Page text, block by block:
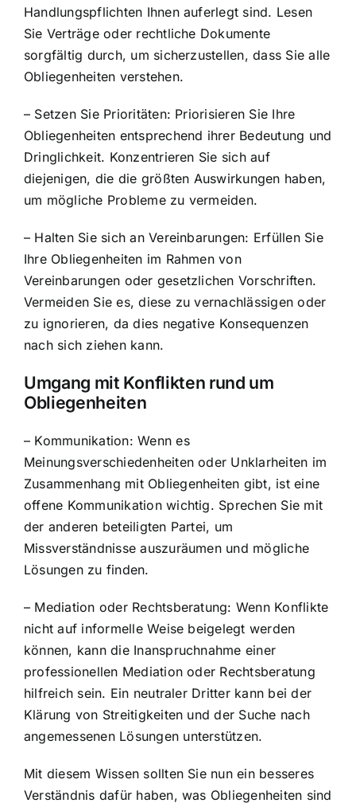
Handlungspflichten Ihnen auferlegt sind. Lesen
Sie Verträge oder rechtliche Dokumente
sorgfältig durch, um sicherzustellen, dass Sie alle
Obliegenheiten verstehen.
– Setzen Sie Prioritäten: Priorisieren Sie Ihre
Obliegenheiten entsprechend ihrer Bedeutung und
Dringlichkeit. Konzentrieren Sie sich auf
diejenigen, die die größten Auswirkungen haben,
um mögliche Probleme zu vermeiden.
– Halten Sie sich an Vereinbarungen: Erfüllen Sie
Ihre Obliegenheiten im Rahmen von
Vereinbarungen oder gesetzlichen Vorschriften.
Vermeiden Sie es, diese zu vernachlässigen oder
zu ignorieren, da dies negative Konsequenzen
nach sich ziehen kann.
Umgang mit Konflikten rund um
Obliegenheiten
– Kommunikation: Wenn es
Meinungsverschiedenheiten oder Unklarheiten im
Zusammenhang mit Obliegenheiten gibt, ist eine
offene Kommunikation wichtig. Sprechen Sie mit
der anderen beteiligten Partei, um
Missverständnisse auszuräumen und mögliche
Lösungen zu finden.
– Mediation oder Rechtsberatung: Wenn Konflikte
nicht auf informelle Weise beigelegt werden
können, kann die Inanspruchnahme einer
professionellen Mediation oder Rechtsberatung
hilfreich sein. Ein neutraler Dritter kann bei der
Klärung von Streitigkeiten und der Suche nach
angemessenen Lösungen unterstützen.
Mit diesem Wissen sollten Sie nun ein besseres
Verständnis dafür haben, was Obliegenheiten sind